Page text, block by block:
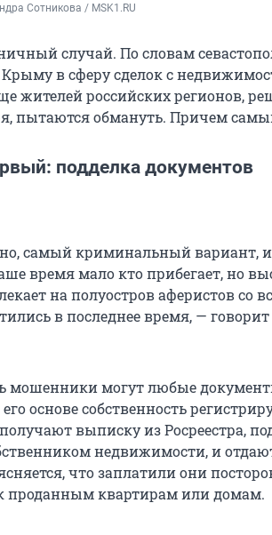
Сотникова / MSK1.RU
случай. По словам
в сферу сделок с
жителей российских регионов,
пытаются обмануть. Причем
подделка документов
самый криминальный вариант, и
время мало кто прибегает, но
на полуостров аферистов со
в последнее время, —
мошенники могут любые
основе собственность
выписку из Росреестра,
недвижимости, и
что заплатили они
проданным квартирам или домам.